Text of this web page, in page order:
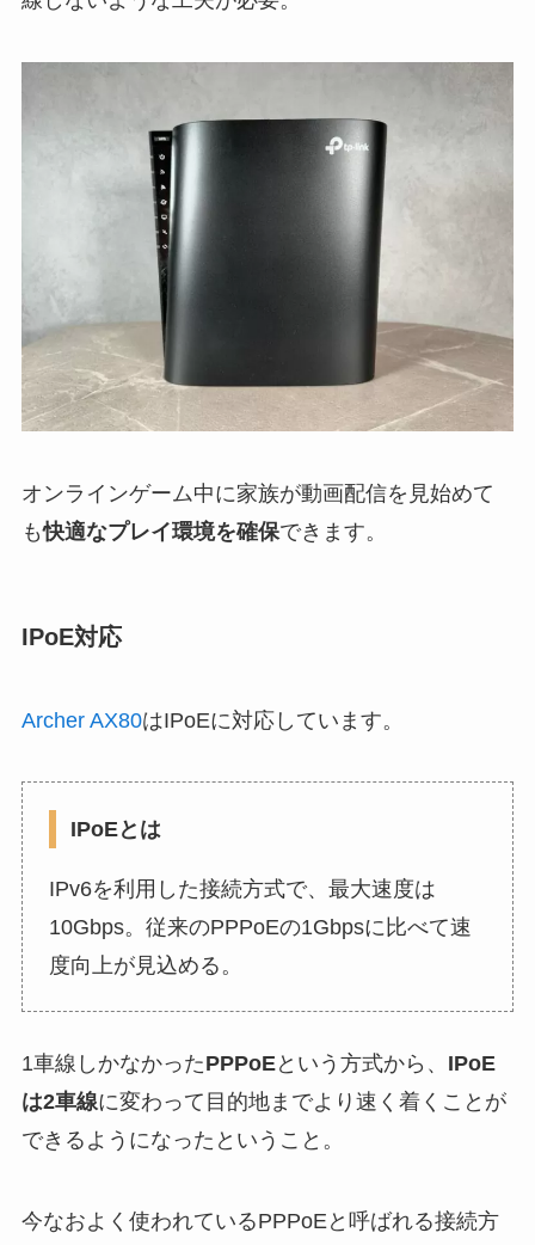
オンラインゲーム中に家族が動画配信を見始めて
も快適なプレイ環境を確保できます。
IPoE対応
Archer AX80はIPoEに対応しています。
IPoEとは
IPv6を利用した接続方式で、最大速度は
10Gbps。従来のPPPoEの1Gbpsに比べて速
度向上が見込める。
1車線しかなかったPPPoEという方式から、 IPoE
は2車線に変わって目的地までより速く着くことが
できるようになったということ。
今なおよく使われているPPPoEと呼ばれる接続方